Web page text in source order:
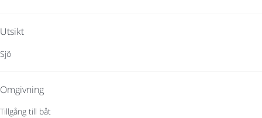
Utsikt
Sjö
Omgivning
Tillgång till båt